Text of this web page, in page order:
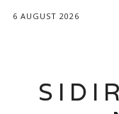
6 AUGUST 2026